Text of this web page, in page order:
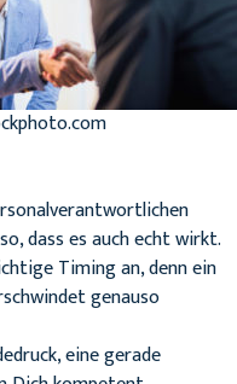
dass es auch echt wirkt.
Timing an, denn ein
genauso
eine gerade